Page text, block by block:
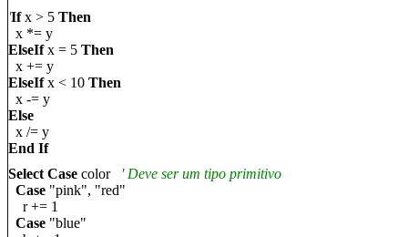
'Ifx > 5 Then
x *= y
ElseIfx = 5 Then
x += y
ElseIfx < 10 Then
x -= y
Else
x /= y
End If
Select Case color ' Deve ser um tipo primitivo
Case "pink", "red"
r += 1
Case "blue"